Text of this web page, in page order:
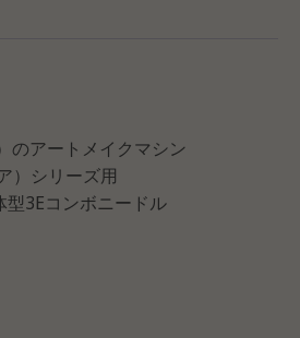
のアートメイクマシン
）シリーズ用
3Eコンボニードル